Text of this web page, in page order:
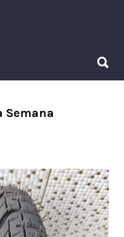
Semana